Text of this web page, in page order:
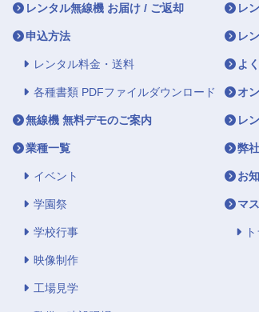
レンタル無線機 お届け / ご返却
申込方法
レンタル料金・送料
各種書類 PDFファイルダウンロード
無線機 無料デモのご案内
業種一覧
イベント
学園祭
学校行事
映像制作
工場見学
レ
レ
よ
オ
レ
弊
お
マ